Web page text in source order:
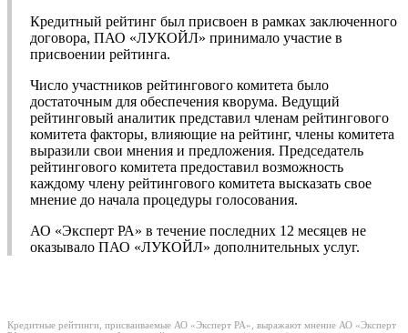
Кредитный рейтинг был присвоен в рамках заключенного
договора, ПАО «ЛУКОЙЛ» принимало участие в
присвоении рейтинга.
Число участников рейтингового комитета было
достаточным для обеспечения кворума. Ведущий
рейтинговый аналитик представил членам рейтингового
комитета факторы, влияющие на рейтинг, члены комитета
выразили свои мнения и предложения. Председатель
рейтингового комитета предоставил возможность
каждому члену рейтингового комитета высказать свое
мнение до начала процедуры голосования.
АО «Эксперт РА» в течение последних 12 месяцев не
оказывало ПАО «ЛУКОЙЛ» дополнительных услуг.
Кредитные рейтинги, присваиваемые АО «Эксперт РА», выражают мнение АО «Эксперт